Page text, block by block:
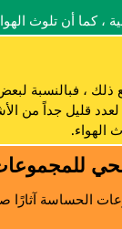
، كما أن تلوث
ذلك ، فبالنسبة
قليل جداً من
الهواء.
الحساسة آثارًا